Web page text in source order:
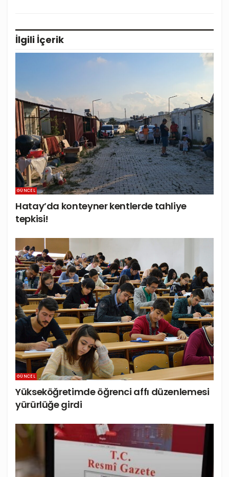
İlgili İçerik
GÜNCEL
Hatay’da konteyner kentlerde tahliye
tepkisi!
GÜNCEL
Yükseköğretimde öğrenci affı düzenlemesi
yürürlüğe girdi